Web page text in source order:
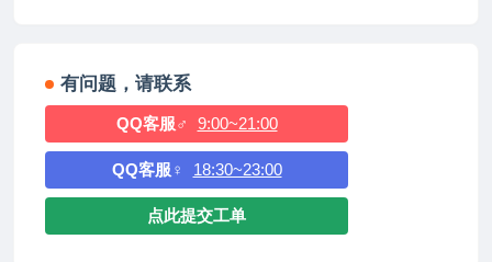
有问题，请联系
QQ客服♂ 9:00~21:00
QQ客服♀ 18:30~23:00
点此提交工单